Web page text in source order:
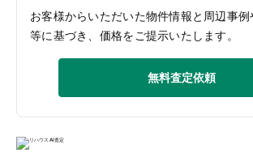
お客様からいただいた物件情報と周辺事
等に基づき、価格をご提示いたします。
無料査定依頼